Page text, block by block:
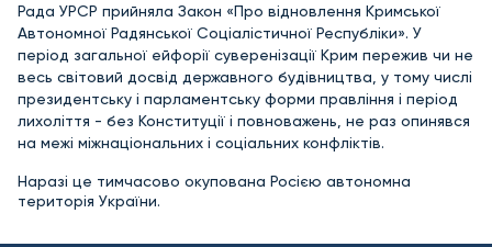
Рада УРСР прийняла Закон «Про відновлення Кримської
Автономної Радянської Соціалістичної Республіки». У
період загальної ейфорії суверенізації Крим пережив чи не
весь світовий досвід державного будівництва, у тому числі
президентську і парламентську форми правління і період
лихоліття - без Конституції і повноважень, не раз опинявся
на межі міжнаціональних і соціальних конфліктів.
Наразі це тимчасово окупована Росією автономна
територія України.